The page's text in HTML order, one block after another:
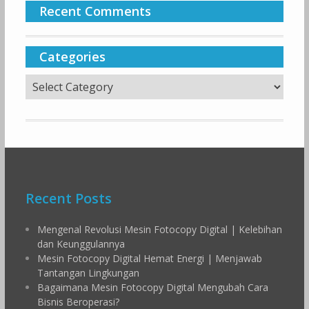
Recent Comments
Categories
Categories
Recent Posts
Mengenal Revolusi Mesin Fotocopy Digital | Kelebihan
dan Keunggulannya
Mesin Fotocopy Digital Hemat Energi | Menjawab
Tantangan Lingkungan
Bagaimana Mesin Fotocopy Digital Mengubah Cara
Bisnis Beroperasi?